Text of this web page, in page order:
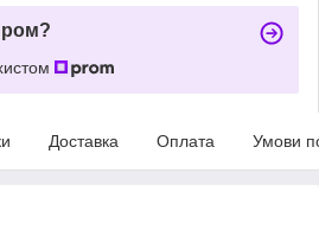
Доставка Оплата Умови